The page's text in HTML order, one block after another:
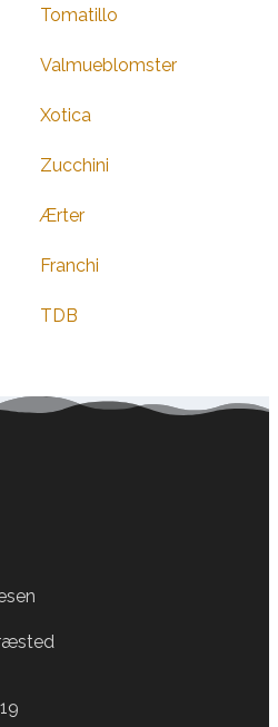
Tomatillo
Valmueblomster
Xotica
Zucchini
Ærter
Franchi
TDB